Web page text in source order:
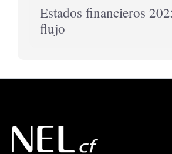
Estados financieros
flujo